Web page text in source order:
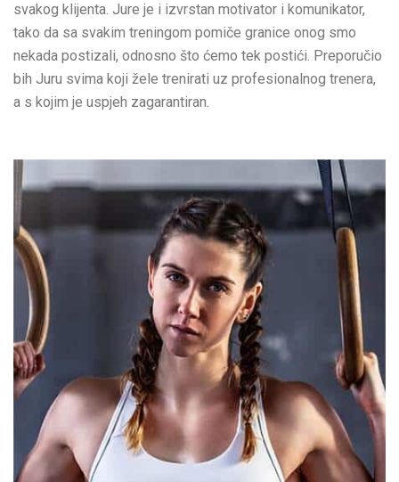
svakog klijenta. Jure je i izvrstan motivator i komunikator,
tako da sa svakim treningom pomiče granice onog smo
nekada postizali, odnosno što ćemo tek postići. Preporučio
bih Juru svima koji žele trenirati uz profesionalnog trenera,
a s kojim je uspjeh zagarantiran.